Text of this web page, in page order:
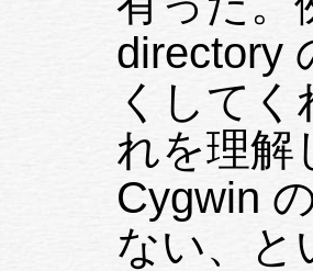
directory
くして
れを理解
Cygwin
ない、と